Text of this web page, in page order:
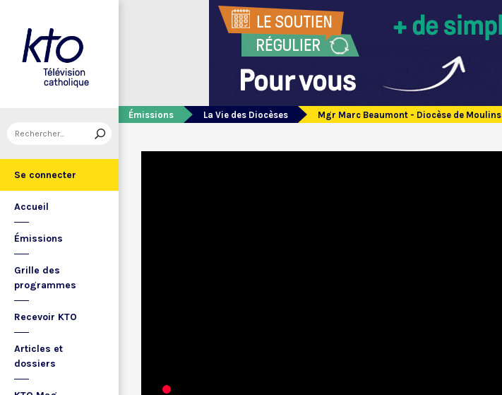
Se connecter
Accueil
Émissions
Grille des
programmes
Recevoir KTO
Articles et
dossiers
Émissions La Vie des Diocèses Mgr Marc Beaumont - Diocèse de Moulins